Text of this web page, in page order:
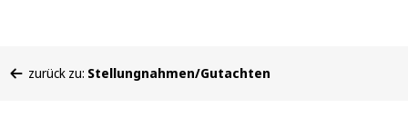
befinden
zurück zu: Stellungnahmen/Gutachten